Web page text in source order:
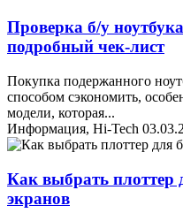
Проверка б/у
подробный чек-лист
Покупка подержанного
способом сэкономить,
модели, которая...
Информация, Hi-Tech
Как выбрать плоттер
экранов